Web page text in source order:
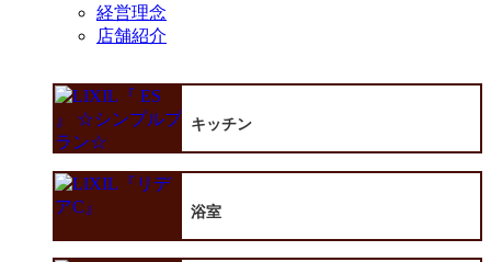
経営理念
店舗紹介
キッチン
浴室